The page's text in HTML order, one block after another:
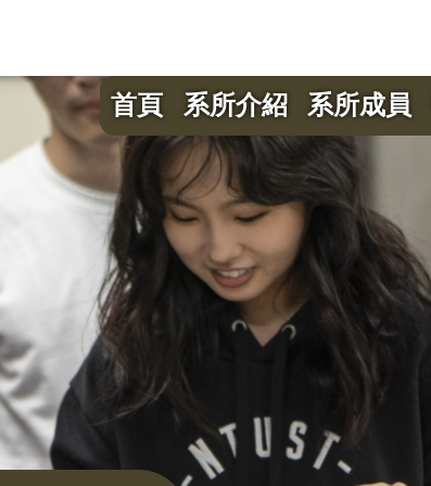
首頁 系所介紹 系所成員